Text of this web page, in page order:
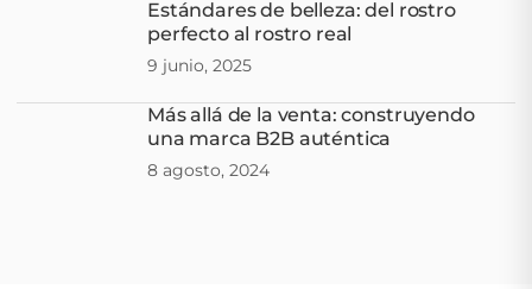
Estándares de belleza: del rostro
perfecto al rostro real
9 junio, 2025
Más allá de la venta: construyendo
una marca B2B auténtica
8 agosto, 2024